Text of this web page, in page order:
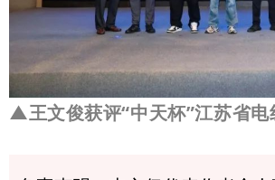
▲王文俊获评“中天杯”江苏省